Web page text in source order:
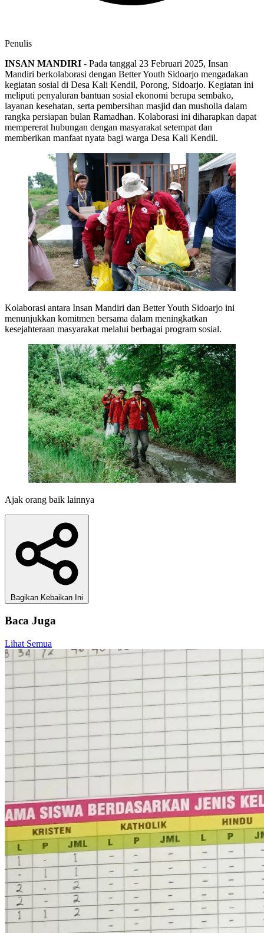
Penulis
INSAN MANDIRI - Pada tanggal 23 Februari 2025, Insan
Mandiri berkolaborasi dengan Better Youth Sidoarjo mengadakan
kegiatan sosial di Desa Kali Kendil, Porong, Sidoarjo. Kegiatan ini
meliputi penyaluran bantuan sosial ekonomi berupa sembako,
layanan kesehatan, serta pembersihan masjid dan musholla dalam
rangka persiapan bulan Ramadhan. Kolaborasi ini diharapkan dapat
mempererat hubungan dengan masyarakat setempat dan
memberikan manfaat nyata bagi warga Desa Kali Kendil.
Kolaborasi antara Insan Mandiri dan Better Youth Sidoarjo ini
menunjukkan komitmen bersama dalam meningkatkan
kesejahteraan masyarakat melalui berbagai program sosial.
Ajak orang baik lainnya
Bagikan Kebaikan Ini
Baca Juga
Lihat Semua